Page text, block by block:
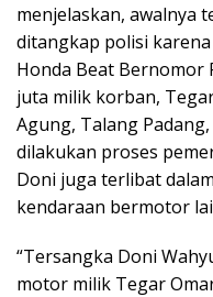
menjelaskan, awalnya
ditangkap polisi
Honda Beat Bernomor
juta milik korban,
Agung, Talang
dilakukan proses
Doni juga terlibat
kendaraan bermotor
“Tersangka Doni
motor milik Tegar